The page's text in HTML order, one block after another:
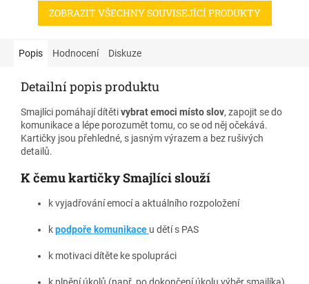
malým dětem a dětem, které se
obtížně motivují. - např. děti s
potřeba vybrat jednu věc,
naučit. Ze začátku je dobré
začít s něčím jednoduchým,
aby dítě pochopilo, jak žetony
fungují. Odměnu musíme zvolit
takovou, jakou ocení dítě. Pro
některé to bude hra na iPadu,
jiné ocení hru na hřišti, další
třeba bonbón.
malým dětem a dětem, které se
obtížně motivují. - např. děti s
aby dítě pochopilo, jak žetony
fungují. Odměnu musíme zvolit
takovou, jakou ocení dítě. Pro
některé to bude hra na iPadu,
třeba bonbón.
ZOBRAZIT VŠECHNY SOUVISEJÍCÍ PRODUKTY
Popis Hodnocení Diskuze
Detailní popis produktu
Smajlíci pomáhají dítětivybrat emoci místo slov, zapojit se do
komunikace a lépe porozumět tomu, co se od něj očekává.
Kartičky jsou přehledné, s jasným výrazem a bez rušivých
detailů.
K čemu kartičky Smajlíci slouží
k vyjadřování emocí a aktuálního rozpoložení
kpodpoře komunikace u dětí s PAS
k motivaci dítěte ke spolupráci